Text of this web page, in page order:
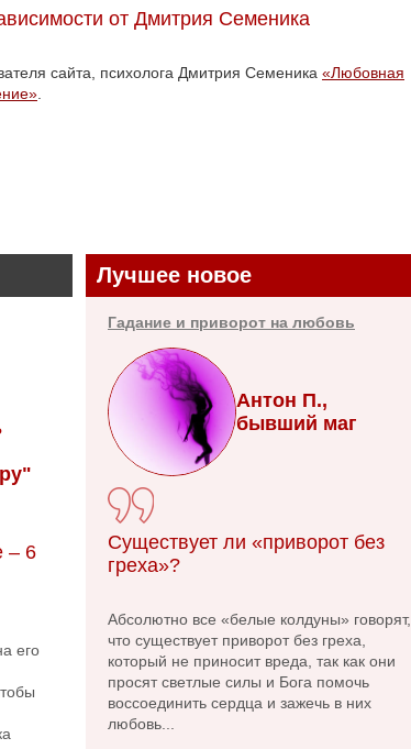
от Дмитрия Семеника
сайта, психолога Дмитрия Семеника «Любовная
– 6
его
Лучшее новое
Гадание и приворот на любовь
Антон П.,
бывший маг
Существует ли «приворот без
греха»?
Абсолютно все «белые колдуны» говорят,
что существует приворот без греха,
который не приносит вреда, так как они
просят светлые силы и Бога помочь
воссоединить сердца и зажечь в них
любовь...